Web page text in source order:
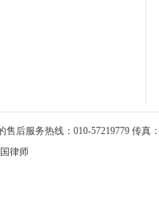
后服务热线：010-57219779 传真
律师